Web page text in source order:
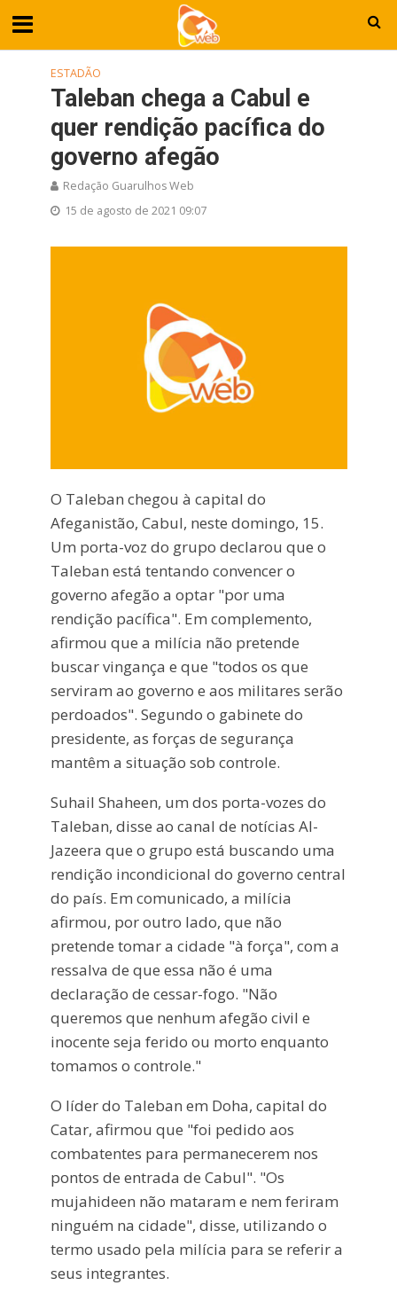
ESTADÃO
Taleban chega a Cabul e
quer rendição pacífica do
governo afegão
Redação Guarulhos Web
15 de agosto de 2021 09:07
O Taleban chegou à capital do
Afeganistão, Cabul, neste domingo, 15.
Um porta-voz do grupo declarou que o
Taleban está tentando convencer o
governo afegão a optar "por uma
rendição pacífica". Em complemento,
afirmou que a milícia não pretende
buscar vingança e que "todos os que
serviram ao governo e aos militares serão
perdoados". Segundo o gabinete do
presidente, as forças de segurança
mantêm a situação sob controle.
Suhail Shaheen, um dos porta-vozes do
Taleban, disse ao canal de notícias Al-
Jazeera que o grupo está buscando uma
rendição incondicional do governo central
do país. Em comunicado, a milícia
afirmou, por outro lado, que não
pretende tomar a cidade "à força", com a
ressalva de que essa não é uma
declaração de cessar-fogo. "Não
queremos que nenhum afegão civil e
inocente seja ferido ou morto enquanto
tomamos o controle."
O líder do Taleban em Doha, capital do
Catar, afirmou que "foi pedido aos
combatentes para permanecerem nos
pontos de entrada de Cabul". "Os
mujahideen não mataram e nem feriram
ninguém na cidade", disse, utilizando o
termo usado pela milícia para se referir a
seus integrantes.